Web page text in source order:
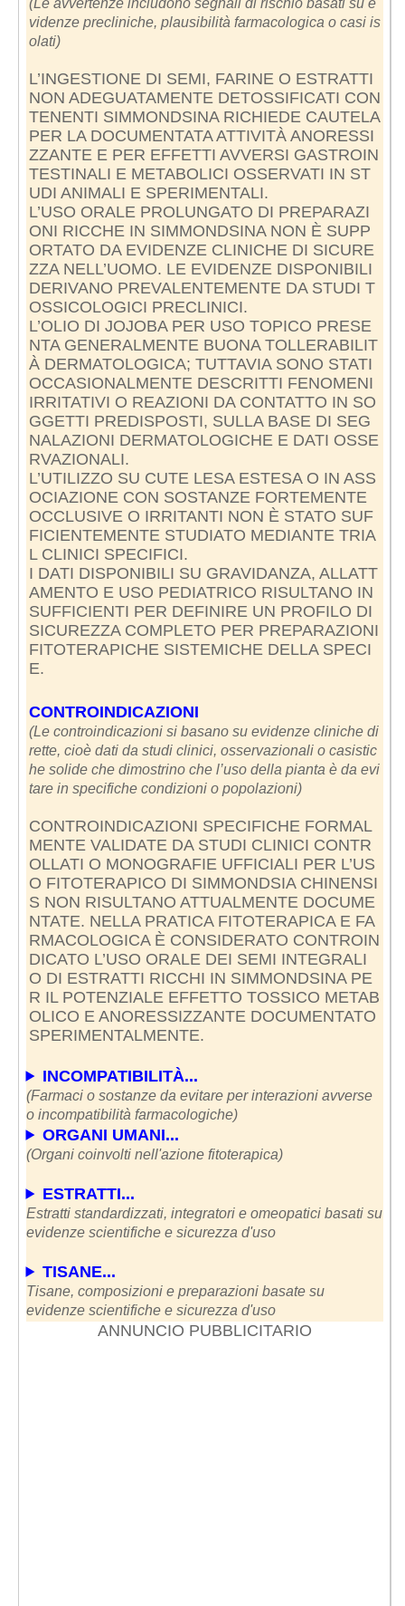
videnze precliniche, plausibilità farmacologica o casi is
olati)
L’INGESTIONE DI SEMI, FARINE O ESTRATTI
NON ADEGUATAMENTE DETOSSIFICATI CON
TENENTI SIMMONDSINA RICHIEDE CAUTELA
PER LA DOCUMENTATA ATTIVITÀ ANORESSI
ZZANTE E PER EFFETTI AVVERSI GASTROIN
TESTINALI E METABOLICI OSSERVATI IN ST
UDI ANIMALI E SPERIMENTALI.
L’USO ORALE PROLUNGATO DI PREPARAZI
ONI RICCHE IN SIMMONDSINA NON È SUPP
ORTATO DA EVIDENZE CLINICHE DI SICURE
ZZA NELL’UOMO. LE EVIDENZE DISPONIBILI
DERIVANO PREVALENTEMENTE DA STUDI T
OSSICOLOGICI PRECLINICI.
L’OLIO DI JOJOBA PER USO TOPICO PRESE
NTA GENERALMENTE BUONA TOLLERABILIT
À DERMATOLOGICA; TUTTAVIA SONO STATI
OCCASIONALMENTE DESCRITTI FENOMENI
IRRITATIVI O REAZIONI DA CONTATTO IN SO
GGETTI PREDISPOSTI, SULLA BASE DI SEG
NALAZIONI DERMATOLOGICHE E DATI OSSE
RVAZIONALI.
L’UTILIZZO SU CUTE LESA ESTESA O IN ASS
OCIAZIONE CON SOSTANZE FORTEMENTE
OCCLUSIVE O IRRITANTI NON È STATO SUF
FICIENTEMENTE STUDIATO MEDIANTE TRIA
L CLINICI SPECIFICI.
I DATI DISPONIBILI SU GRAVIDANZA, ALLATT
AMENTO E USO PEDIATRICO RISULTANO IN
SUFFICIENTI PER DEFINIRE UN PROFILO DI
SICUREZZA COMPLETO PER PREPARAZIONI
FITOTERAPICHE SISTEMICHE DELLA SPECI
E.
CONTROINDICAZIONI
(Le controindicazioni si basano su evidenze cliniche di
rette, cioè dati da studi clinici, osservazionali o casistic
he solide che dimostrino che l’uso della pianta è da evi
tare in specifiche condizioni o popolazioni)
CONTROINDICAZIONI SPECIFICHE FORMAL
MENTE VALIDATE DA STUDI CLINICI CONTR
OLLATI O MONOGRAFIE UFFICIALI PER L’US
O FITOTERAPICO DI SIMMONDSIA CHINENSI
S NON RISULTANO ATTUALMENTE DOCUME
NTATE. NELLA PRATICA FITOTERAPICA E FA
RMACOLOGICA È CONSIDERATO CONTROIN
DICATO L’USO ORALE DEI SEMI INTEGRALI
O DI ESTRATTI RICCHI IN SIMMONDSINA PE
R IL POTENZIALE EFFETTO TOSSICO METAB
OLICO E ANORESSIZZANTE DOCUMENTATO
SPERIMENTALMENTE.
INCOMPATIBILITÀ...
(Farmaci o sostanze da evitare per interazioni avverse
o incompatibilità farmacologiche)
ORGANI UMANI...
(Organi coinvolti nell'azione fitoterapica)
ESTRATTI...
Estratti standardizzati, integratori e omeopatici basati su
evidenze scientifiche e sicurezza d'uso
TISANE...
Tisane, composizioni e preparazioni basate su
evidenze scientifiche e sicurezza d'uso
ANNUNCIO PUBBLICITARIO